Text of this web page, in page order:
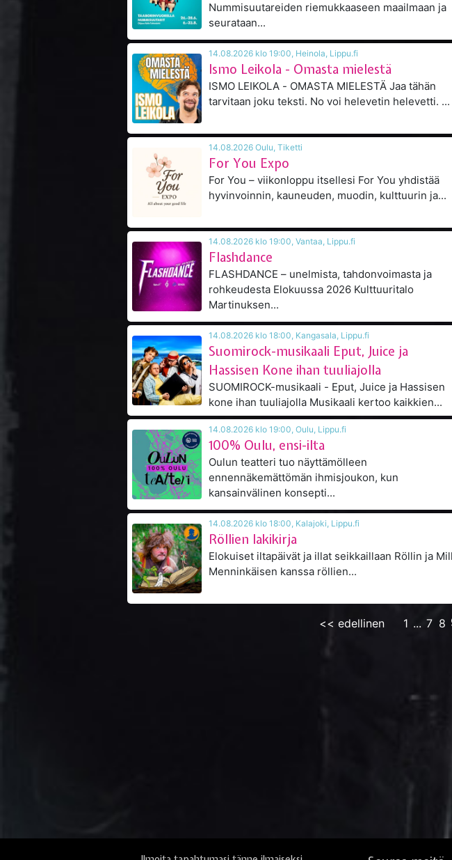
Nummisuutareiden riemukkaaseen maailmaan ja
seurataan...
14.08.2026 klo 19:00, Heinola, Lippu.fi
Ismo Leikola - Omasta mielestä
ISMO LEIKOLA - OMASTA MIELESTÄ Jaa tähän
tarvitaan joku teksti. No voi helevetin helevetti. ...
14.08.2026 Oulu, Tiketti
For You Expo
For You – viikonloppu itsellesi For You yhdistää
hyvinvoinnin, kauneuden, muodin, kulttuurin ja...
14.08.2026 klo 19:00, Vantaa, Lippu.fi
Flashdance
FLASHDANCE – unelmista, tahdonvoimasta ja
rohkeudesta Elokuussa 2026 Kulttuuritalo
Martinuksen...
14.08.2026 klo 18:00, Kangasala, Lippu.fi
Suomirock-musikaali Eput, Juice ja
Hassisen Kone ihan tuuliajolla
SUOMIROCK-musikaali - Eput, Juice ja Hassisen
kone ihan tuuliajolla Musikaali kertoo kaikkien...
14.08.2026 klo 19:00, Oulu, Lippu.fi
100% Oulu, ensi-ilta
Oulun teatteri tuo näyttämölleen
ennennäkemättömän ihmisjoukon, kun
kansainvälinen konsepti...
14.08.2026 klo 18:00, Kalajoki, Lippu.fi
Röllien lakikirja
Elokuiset iltapäivät ja illat seikkaillaan Röllin ja
Menninkäisen kanssa röllien...
<< edellinen 1 ... 7 8